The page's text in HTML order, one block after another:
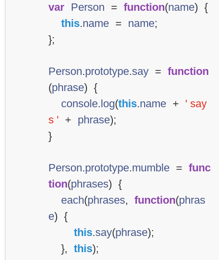
var Person = function(name) {
this.name = name;
};
Person.prototype.say = function
(phrase) {
console.log(this.name + ' say
s ' + phrase);
}
Person.prototype.mumble = func
tion(phrases) {
each(phrases, function(phras
e) {
this.say(phrase);
}, this);